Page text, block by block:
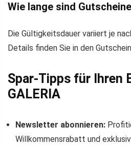
Wie lange sind
Die Gültigkeitsdauer variiert je
Details finden Sie in den
Spar-Tipps für Ihren
GALERIA
Newsletter abonnieren:
Willkommensrabatt und